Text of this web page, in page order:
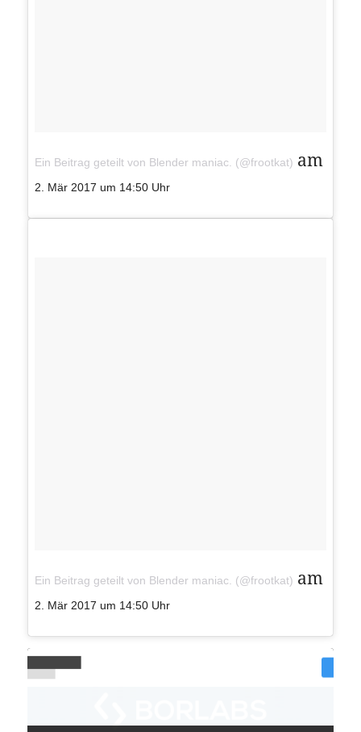
Ein Beitrag geteilt von Blender maniac. (@frootkat) am
2. Mär 2017 um 14:50 Uhr
Ein Beitrag geteilt von Blender maniac. (@frootkat) am
2. Mär 2017 um 14:50 Uhr